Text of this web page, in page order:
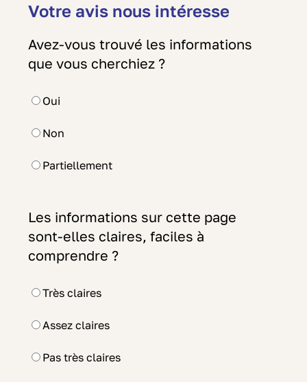
Votre avis nous intéresse
Avez-vous trouvé les informations
que vous cherchiez ?
Oui
Non
Partiellement
Les informations sur cette page
sont-elles claires, faciles à
comprendre ?
Très claires
Assez claires
Pas très claires